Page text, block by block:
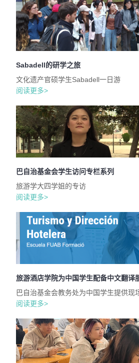
Sabadell的研学之旅
文化遗产官硕学生Sabadell一日游
阅读更多>
巴自治基金会学生访问专栏系列
旅游学大四学姐的专访
阅读更多>
旅游酒店学院为中国学生配备中文翻译
巴自治基金会教务处为中国学生提供现
阅读更多>